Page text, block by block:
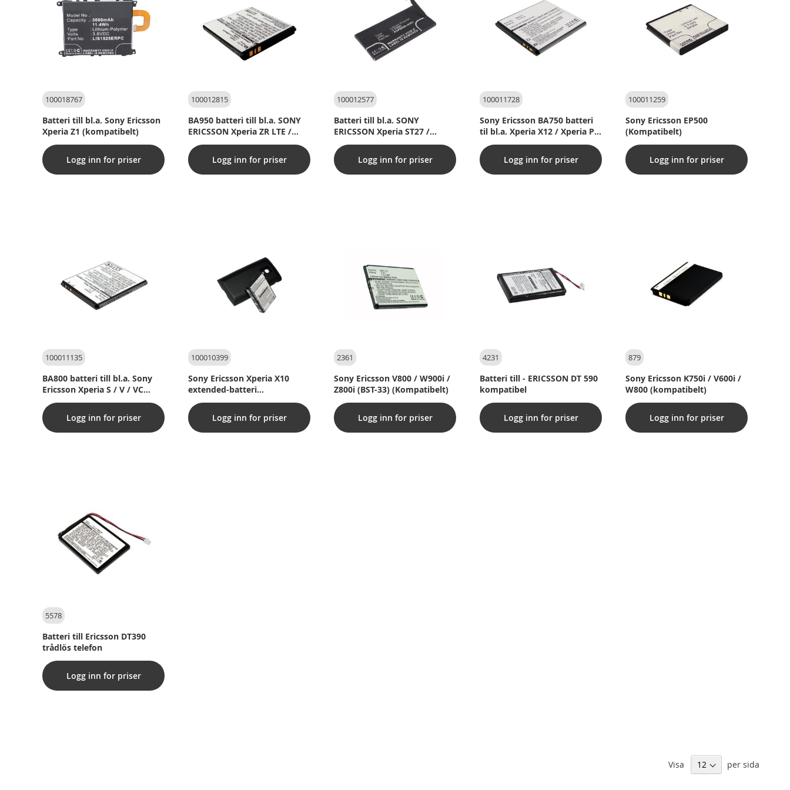
100018767
Batteri till bl.a. Sony Ericsson
Xperia Z1 (kompatibelt)
Logg inn for priser
100012815
BA950 batteri till bl.a. SONY
ERICSSON Xperia ZR LTE /
Xperia A / Xperia ZR
(kompatibelt)
Logg inn for priser
100012577
Batteri till bl.a. SONY
ERICSSON Xperia ST27 /
Xperia go / Xperia advance /
Lotus (kompatibelt)
Logg inn for priser
100011728
Sony Ericsson BA750 batteri
til bl.a. Xperia X12 / Xperia P
(Kompatibelt)
Logg inn for priser
100011259
Sony Ericsson EP500
(Kompatibelt)
Logg inn for priser
100011135
BA800 batteri till bl.a. Sony
Ericsson Xperia S / V / VC
(kompatibelt)
Logg inn for priser
100010399
Sony Ericsson Xperia X10
extended-batteri
(Kompatibelt)
Logg inn for priser
2361
Sony Ericsson V800 / W900i /
Z800i (BST-33) (Kompatibelt)
Logg inn for priser
4231
Batteri till - ERICSSON DT 590
kompatibel
Logg inn for priser
879
Sony Ericsson K750i / V600i /
W800 (kompatibelt)
Logg inn for priser
5578
Batteri till Ericsson DT390
trådlös telefon
Logg inn for priser
Visa per sida